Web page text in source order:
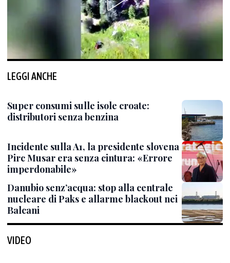
LEGGI ANCHE
Super consumi sulle isole croate:
distributori senza benzina
Incidente sulla A1, la presidente slovena
Pirc Musar era senza cintura: «Errore
imperdonabile»
Danubio senz’acqua: stop alla centrale
nucleare di Paks e allarme blackout nei
Balcani
VIDEO